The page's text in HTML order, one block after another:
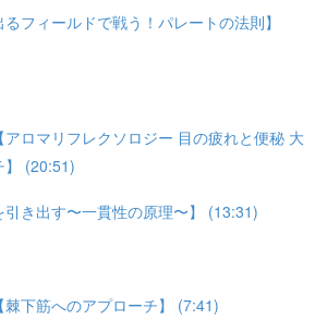
るフィールドで戦う！パレートの法則】
アロマリフレクソロジー 目の疲れと便秘 大
】 (20:51)
引き出す〜一貫性の原理〜】 (13:31)
棘下筋へのアプローチ】 (7:41)